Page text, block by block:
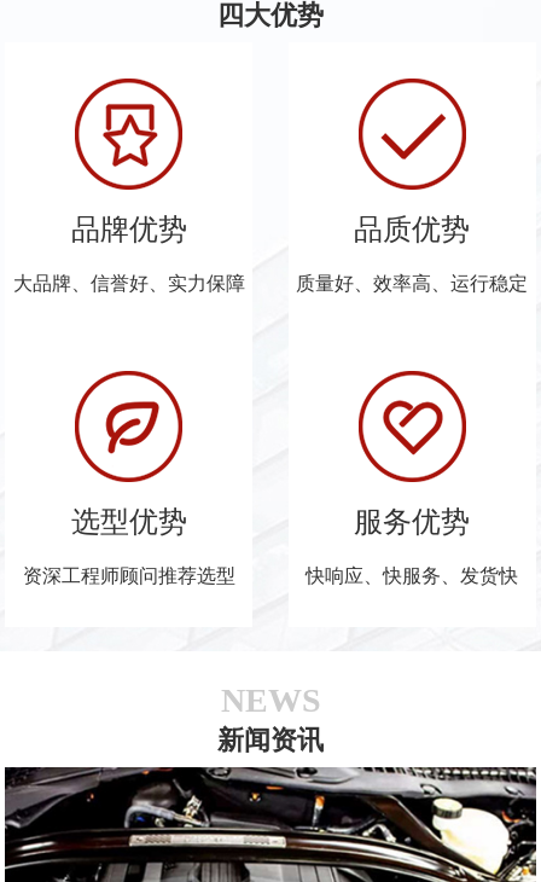
四大优势
品牌优势
大品牌、信誉好、实力保障
品质优势
质量好、效率高、运行稳定
选型优势
资深工程师顾问推荐选型
服务优势
快响应、快服务、发货快
NEWS
新闻资讯